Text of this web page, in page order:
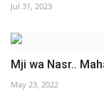
Jul 31, 2023
Mji wa Nasr..
May 23, 2022